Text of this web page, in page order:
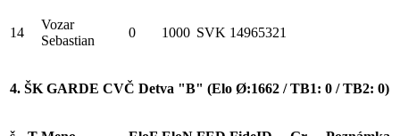
14
Vozar
Sebastian
0 1000 SVK 14965321
4. ŠK GARDE CVČ Detva "B" (Elo Ø:1662 / TB1: 0 / TB2: 0)